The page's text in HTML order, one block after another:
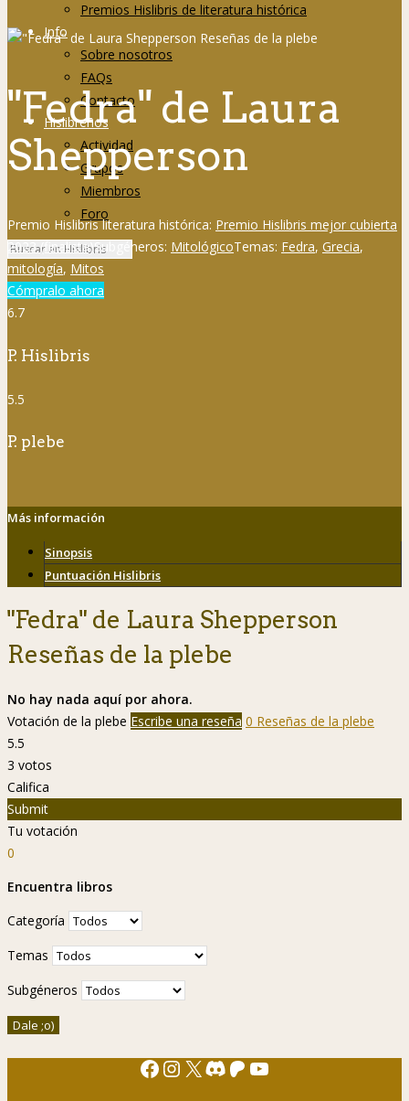
Premios Hislibris de literatura histórica
Info
Sobre nosotros
FAQs
Contacto
Hislibreños
Actividad
Grupos
Miembros
Foro
"Fedra" de Laura
Shepperson
Premio Hislibris literatura histórica: Premio Hislibris mejor cubierta
2023 (finalista)Subgéneros: MitológicoTemas: Fedra, Grecia,
mitología, Mitos
Cómpralo ahora
6.7
P. Hislibris
5.5
P. plebe
Más información
Sinopsis
Puntuación Hislibris
"Fedra" de Laura Shepperson
Reseñas de la plebe
No hay nada aquí por ahora.
Votación de la plebe Escribe una reseña 0 Reseñas de la plebe
5.5
3 votos
Califica
Submit
Tu votación
0
Encuentra libros
Categoría
Temas
Subgéneros
Facebook
Instagram
X Discord
Patreon
YouTube